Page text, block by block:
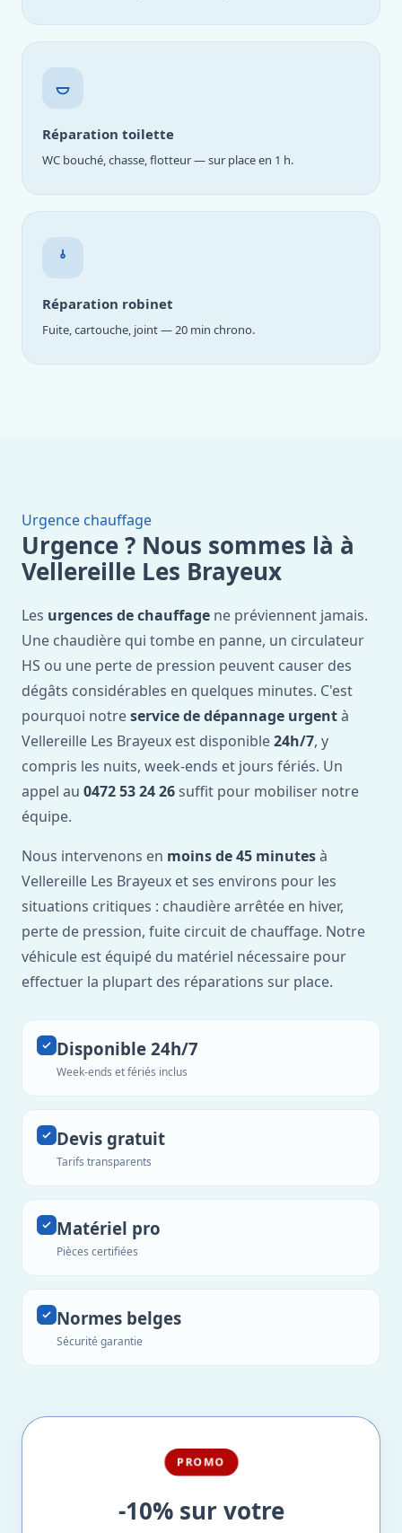
Réparation toilette
WC bouché, chasse, flotteur — sur place en 1 h.
Réparation robinet
Fuite, cartouche, joint — 20 min chrono.
Urgence chauffage
Urgence ? Nous sommes là à
Vellereille Les Brayeux
Les urgences de chauffage ne préviennent jamais.
Une chaudière qui tombe en panne, un circulateur
HS ou une perte de pression peuvent causer des
dégâts considérables en quelques minutes. C'est
pourquoi notreservice de dépannage urgentà
Vellereille Les Brayeux est disponible24h/7, y
compris les nuits, week-ends et jours fériés. Un
appel au 0472 53 24 26 suffit pour mobiliser notre
équipe.
Nous intervenons en moins de 45 minutesà
Vellereille Les Brayeux et ses environs pour les
situations critiques : chaudière arrêtée en hiver,
perte de pression, fuite circuit de chauffage. Notre
véhicule est équipé du matériel nécessaire pour
effectuer la plupart des réparations sur place.
Disponible 24h/7
Week-ends et fériés inclus
Devis gratuit
Tarifs transparents
Matériel pro
Pièces certifiées
Normes belges
Sécurité garantie
PROMO
-10% sur votre